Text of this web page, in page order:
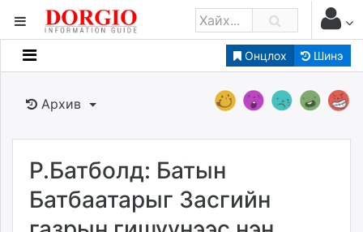
Онцлох Шинэ
Мэдээллийн
Банк санхүү
Бизнес ААН
Төрийн
Архив
Р.Батболд: Батын
Батбаатарыг Засгийн